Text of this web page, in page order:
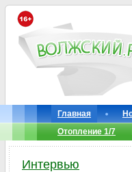
Главная
Отопление 1/7
Интервью